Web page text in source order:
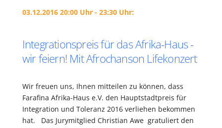
03.12.2016 20:00 Uhr - 23:30 Uhr:
Integrationspreis für das Afrika-Haus -
wir feiern! Mit Afrochanson Lifekonzert
Wir freuen uns, Ihnen mitteilen zu können, dass
Farafina Afrika-Haus e.V. den Hauptstadtpreis für
Integration und Toleranz 2016 verliehen bekommen
hat. Das Jurymitglied Christian Awe gratuliert den